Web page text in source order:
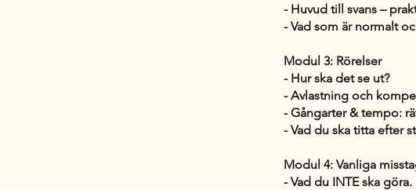
- Huvud till svans –
- Vad som är normalt
Modul 3: Rörelser
- Hur ska det se ut?
- Avlastning och
- Gångarter & tempo:
- Vad du ska titta efter
Modul 4: Vanliga
- Vad du INTE ska göra.